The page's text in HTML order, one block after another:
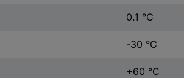
0.1 °C
-30 °C
+60 °C